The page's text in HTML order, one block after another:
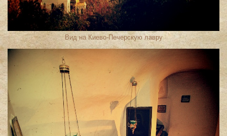
Вид на Киево-Печерскую лавру